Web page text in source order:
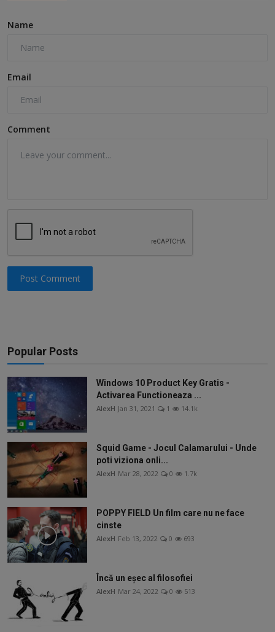
Name
Email
Comment
Post Comment
Popular Posts
Windows 10 Product Key Gratis -
Activarea Functioneaza ...
AlexH Jan 31, 2021 1 14.1k
Squid Game - Jocul Calamarului - Unde
poti viziona onli...
AlexH Mar 28, 2022 0 1.7k
POPPY FIELD Un film care nu ne face
cinste
AlexH Feb 13, 2022 0 693
Încă un eșec al filosofiei
AlexH Mar 24, 2022 0 513